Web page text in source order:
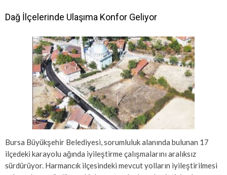
Dağ İlçelerinde Ulaşıma Konfor Geliyor
Bursa Büyükşehir Belediyesi, sorumluluk alanında bulunan 17
ilçedeki karayolu ağında iyileştirme çalışmalarını aralıksız
sürdürüyor. Harmancık ilçesindeki mevcut yolların iyileştirilmesi